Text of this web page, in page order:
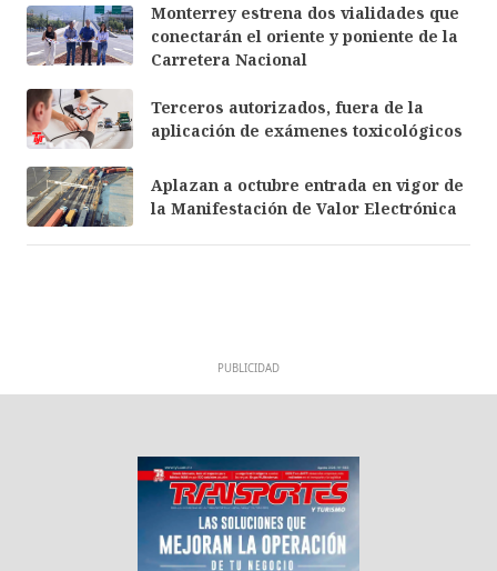
Monterrey estrena dos vialidades que
conectarán el oriente y poniente de la
Carretera Nacional
Terceros autorizados, fuera de la
aplicación de exámenes toxicológicos
Aplazan a octubre entrada en vigor de
la Manifestación de Valor Electrónica
PUBLICIDAD